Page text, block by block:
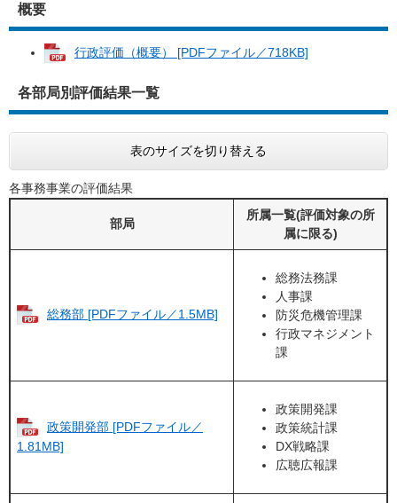
概要
行政評価（概要） [PDFファイル／718KB]
各部局別評価結果一覧
表のサイズを切り替える
各事務事業の評価結果
部局
所属一覧(評価対象の所
属に限る)
総務部 [PDFファイル／1.5MB]
総務法務課
人事課
防災危機管理課
行政マネジメント
課
政策開発部 [PDFファイル／
1.81MB]
政策開発課
政策統計課
DX戦略課
広聴広報課